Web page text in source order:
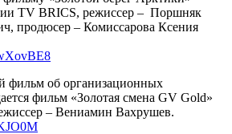
TV BRICS, режиссер – Поршняк
продюсер – Комиссарова Ксения
фильм об организационных
фильм «Золотая смена GV Gold»
– Вениамин Вахрушев.